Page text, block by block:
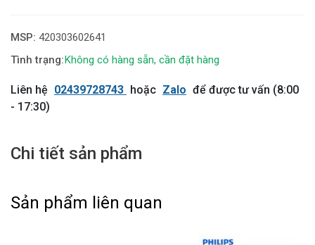
MSP: 420303602641
Không có hàng sẵn, cần đặt hàng
Liên hệ 02439728743 hoặc Zalo để được tư vấn (8:00
- 17:30)
Chi tiết sản phẩm
Sản phẩm liên quan